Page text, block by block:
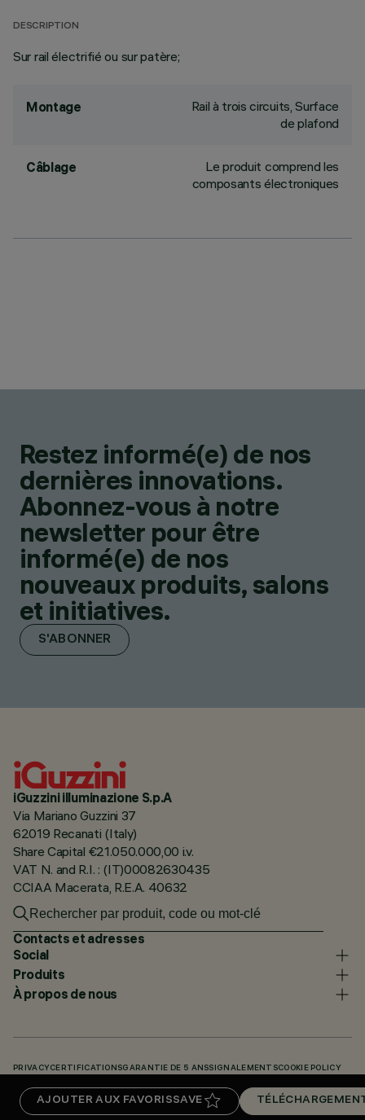
AJOUTER AUX FAVORISSAVE
DESCRIPTION
Sur rail électrifié ou sur patère;
Montage
Rail à trois circuits, Surface
de plafond
Câblage
Le produit comprend les
composants électroniques
Restez informé(e) de nos
dernières innovations.
Abonnez-vous à notre
newsletter pour être
informé(e) de nos
nouveaux produits, salons
et initiatives.
S'ABONNER
iGuzzini illuminazione S.p.A
Via Mariano Guzzini 37
62019 Recanati (Italy)
Share Capital €21.050.000,00 i.v.
VAT N. and R.I. : (IT)00082630435
CCIAA Macerata, R.E.A. 40632
Contacts et adresses
Social
Produits
À propos de nous
PRIVACY CERTIFICATIONSGARANTIE DE 5 ANSSIGNALEMENTSCOOKIE POLICY
TÉLÉCHARGEMENTS